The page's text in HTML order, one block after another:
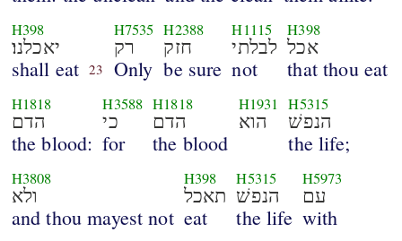
H398
יאכלנו׃
shall eat 23
H7535
רק
Only
H2388
חזק
be sure
H1115
לבלתי
not
H398
אכל
that thou eat
H1818
הדם
the blood:
H3588
כי
for
H1818
הדם
the blood
H1931
הוא
H5315
הנפשׁ
the life;
H3808
ולא
and thou mayest not
H398
תאכל
eat
H5315
הנפשׁ
the life
H5973
עם
with